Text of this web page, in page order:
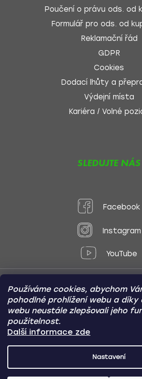
Používáme cookies, abychom
pohodlné prohlížení webu a díky
webu neustále zlepšovali jeho
použitelnost.
Další informace zde
Nastavení
Poučení o právu ods. od
Formulář pro ods. od
Reklamační řád
GDPR
Cookies
Dodací lhůty a
Výdejní místa
Kariéra / Volné
SLEDUJTE NÁS
Facebook
Instagram
YouTube
Způsoby platby:
Online
Převod